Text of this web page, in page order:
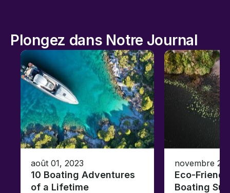
Plongez dans Notre Journal
août 01, 2023
10 Boating Adventures
of a Lifetime
novembre
Eco-
Boating